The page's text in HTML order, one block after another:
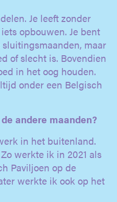
Je leeft zonder
opbouwen. Je bent
maar
of slecht is. Bovendien
in het oog houden.
onder een Belgisch
andere maanden?
in het buitenland.
werkte ik in 2021 als
Paviljoen op de
werkte ik ook op het